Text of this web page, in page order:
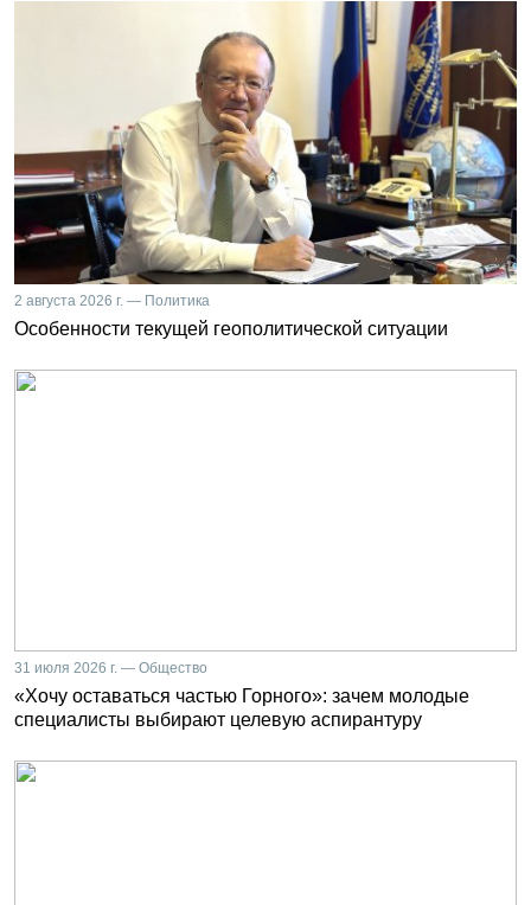
2 августа 2026 г. — Политика
Особенности текущей геополитической ситуации
31 июля 2026 г. — Общество
«Хочу оставаться частью Горного»: зачем молодые
специалисты выбирают целевую аспирантуру